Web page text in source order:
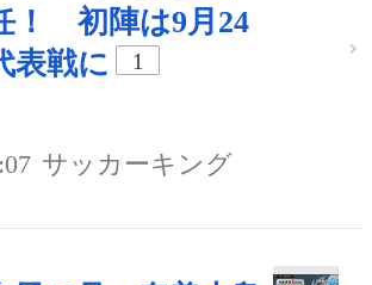
！ 初陣は9月24
表戦に
1
サッカーキング